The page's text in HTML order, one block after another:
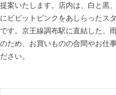
提案いたします。店内は、白と黒
にビビットピンクをあしらったス
です。京王線調布駅に直結した、
のため、お買いものの合間やお仕
ださい。